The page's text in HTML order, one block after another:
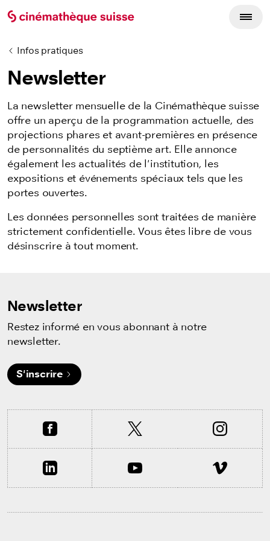
Infos pratiques
Newsletter
La newsletter mensuelle de la Cinémathèque suisse
offre un aperçu de la programmation actuelle, des
projections phares et avant-premières en présence
de personnalités du septième art. Elle annonce
également les actualités de l'institution, les
expositions et événements spéciaux tels que les
portes ouvertes.
Les données personnelles sont traitées de manière
strictement confidentielle. Vous êtes libre de vous
désinscrire à tout moment.
Newsletter
Restez informé en vous abonnant à notre
newsletter.
S'inscrire